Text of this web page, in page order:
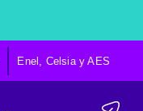
Enel, Celsia y AES